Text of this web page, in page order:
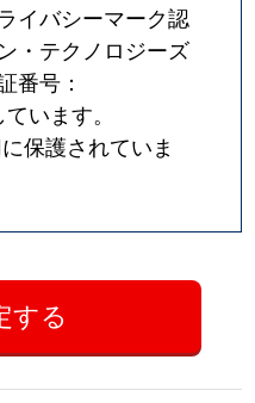
イバシーマーク認
・テクノロジーズ
番号：
います。
保護されていま